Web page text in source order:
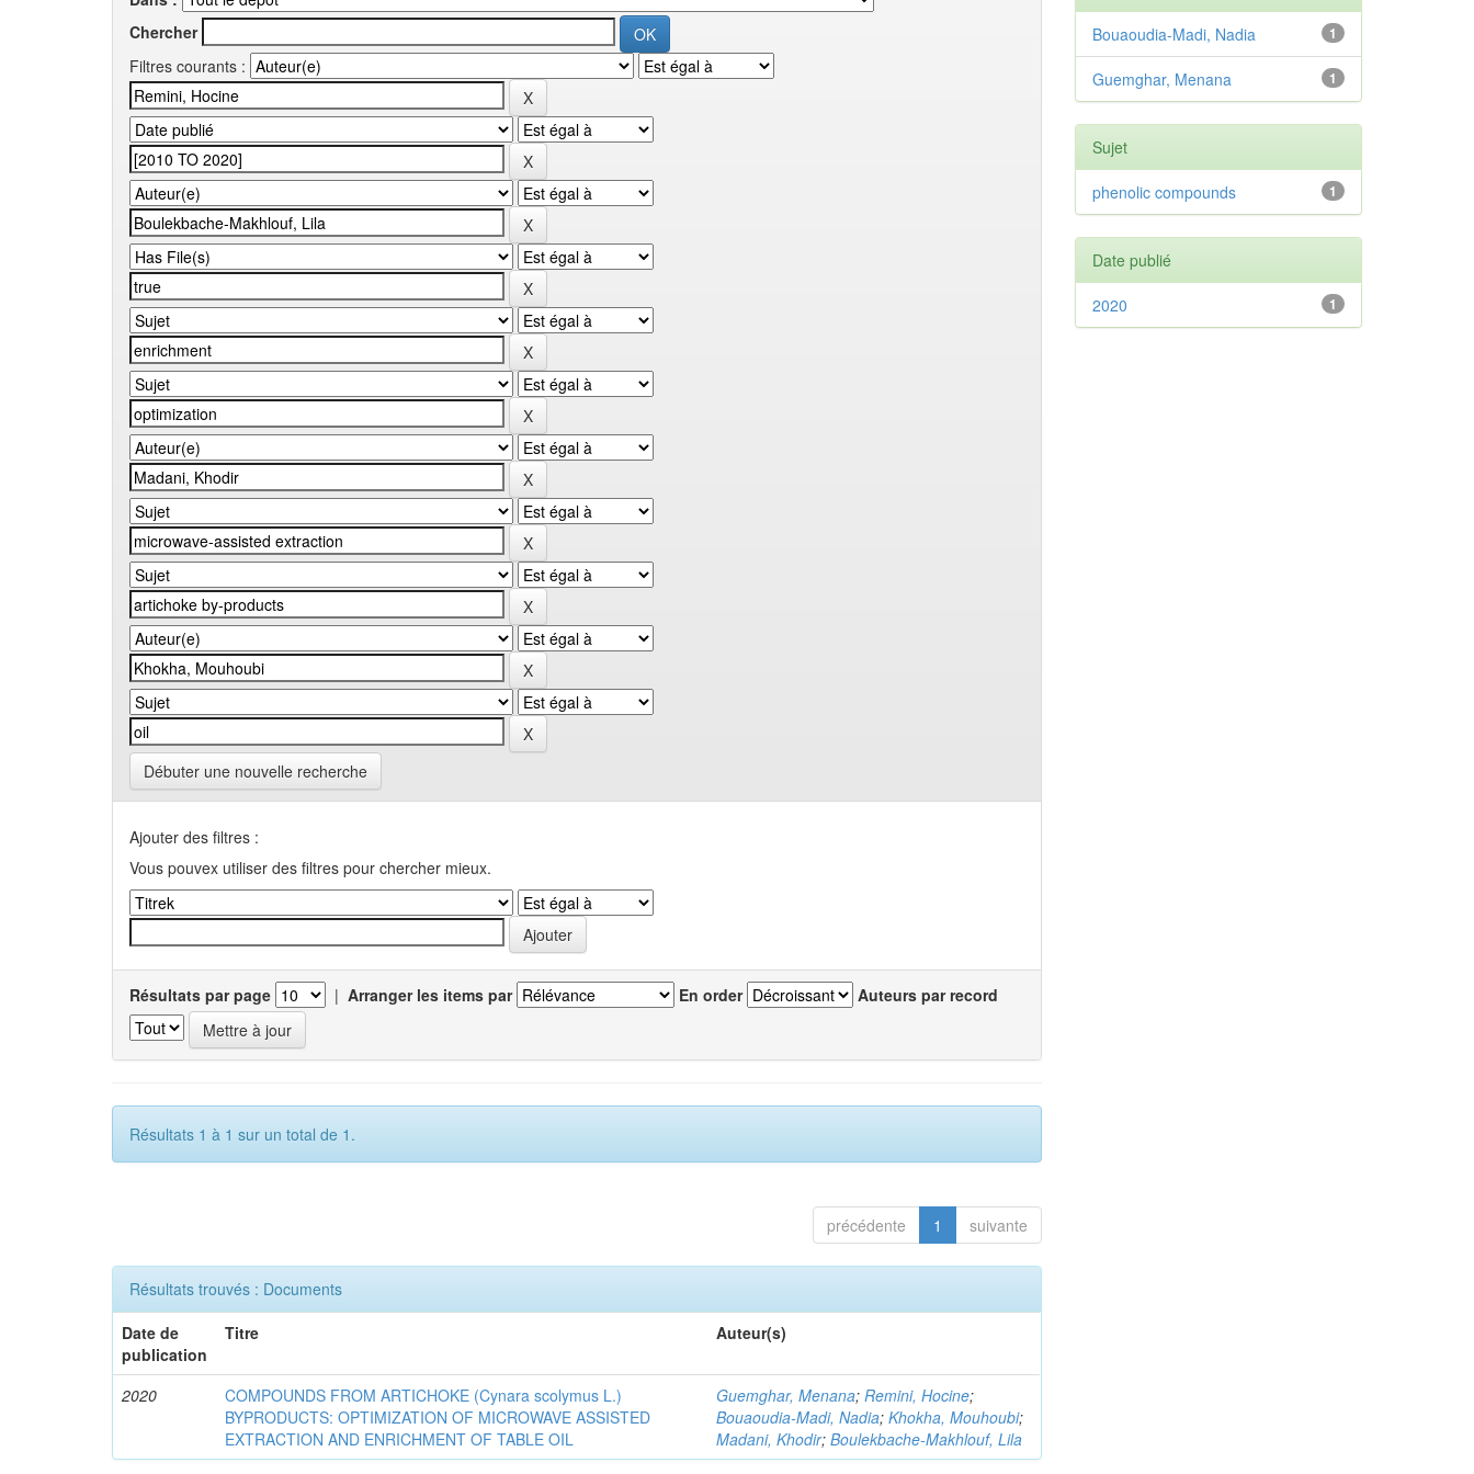
Chercher
Filtres courants :
Débuter une nouvelle recherche
Ajouter des filtres :
Vous pouvex utiliser des filtres pour chercher mieux.
Résultats par page | Arranger les items par En order Auteurs par record
Résultats 1 à 1 sur un total de 1.
précédente 1 suivante
Résultats trouvés : Documents
Date de
publication
Titre Auteur(s)
2020
COMPOUNDS FROM ARTICHOKE (Cynara scolymus L.)
BYPRODUCTS: OPTIMIZATION OF MICROWAVE ASSISTED
EXTRACTION AND ENRICHMENT OF TABLE OIL
Guemghar, Menana;Remini, Hocine;
Bouaoudia-Madi, Nadia;Khokha, Mouhoubi;
Madani, Khodir;Boulekbache-Makhlouf, Lila
1
Bouaoudia-Madi, Nadia
1
Guemghar, Menana
Sujet
1
phenolic compounds
Date publié
1
2020